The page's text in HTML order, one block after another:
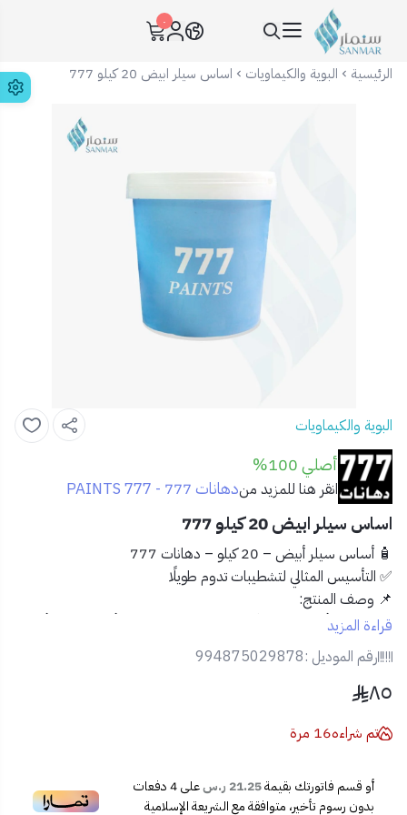
سنمار Sanmar
٠
الرئيسية البوية والكيماويات اساس سيلر ابيض 20 كيلو 777
البوية والكيماويات
أصلي 100%
انقر هنا للمزيد مندهانات 777 - PAINTS 777
اساس سيلر ابيض 20 كيلو 777
🧴 أساس سيلر أبيض – 20 كيلو – دهانات 777
✅ التأسيس المثالي لتشطيبات تدوم طويلًا
📌 وصف المنتج:
احصل على أفضل بداية لأي عملية دهان باستخدام
من دهانات 777
. تركيبة عالية الجودة تساعد على تثبيت الدهان، تقليل
الامتصاص، وتوفير تغطية متجانسة للأسطح، مما يمنحك نتيجة نهائية
احترافية ومثالية.
✅المميزات:
🧱يقلل امتصاص الأسطح المسامية مثل الجبس والخرسانة
🎨لون أبيض محايديناسب مختلف أنواع الدهانات النهائية
قراءة المزيد
رقم الموديل :994875029878
٨٥
تم شراءه16 مرة
أو قسم فاتورتك بقيمة21.25 ر.س على4دفعات
بدون رسوم تأخير، متوافقة مع الشريعة الإسلامية